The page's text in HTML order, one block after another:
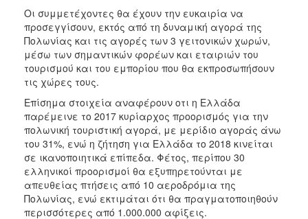
Οι συμμετέχοντες θα έχουν την ευκαιρία να
προσεγγίσουν, εκτός από τη δυναμική αγορά της
Πολωνίας και τις αγορές των 3 γειτονικών χωρών,
μέσω των σημαντικών φορέων και εταιριών του
τουρισμού και του εμπορίου που θα εκπροσωπήσουν
τις χώρες τους.
Επίσημα στοιχεία αναφέρουν οτι η Ελλάδα
παρέμεινε το 2017 κυρίαρχος προορισμός για την
πολωνική τουριστική αγορά, με μερίδιο αγοράς άνω
του 31%, ενώ η ζήτηση για Ελλάδα το 2018 κινείται
σε ικανοποιητικά επίπεδα. Φέτος, περίπου 30
ελληνικοί προορισμοί θα εξυπηρετούνται με
απευθείας πτήσεις από 10 αεροδρόμια της
Πολωνίας, ενώ εκτιμάται ότι θα πραγματοποιηθούν
περισσότερες από 1.000.000 αφίξεις.